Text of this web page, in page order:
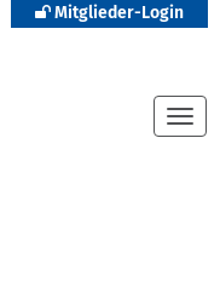
Mitglieder-Login